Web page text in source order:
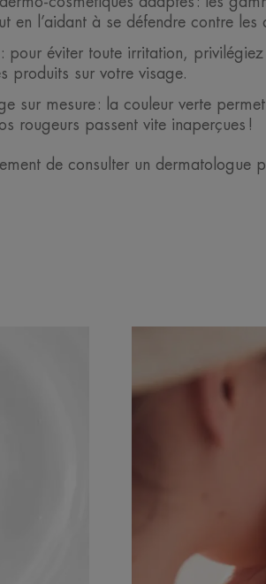
en l’aidant à se défendre contre
pour éviter toute irritation,
produits sur votre visage.
sur mesure : la couleur verte
rougeurs passent vite inaperçues !
de consulter un dermatologue